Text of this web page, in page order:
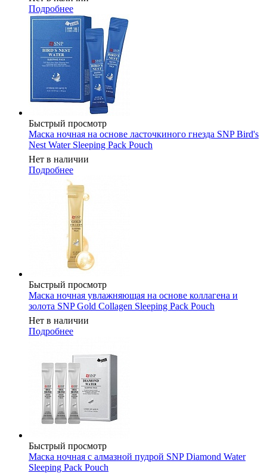
Подробнее
Быстрый просмотр
Маска ночная на основе ласточкиного гнезда SNP Bird's
Nest Water Sleeping Pack Pouch
Нет в наличии
Подробнее
Быстрый просмотр
Маска ночная увлажняющая на основе коллагена и
золота SNP Gold Collagen Sleeping Pack Pouch
Нет в наличии
Подробнее
Быстрый просмотр
Маска ночная с алмазной пудрой SNP Diamond Water
Sleeping Pack Pouch